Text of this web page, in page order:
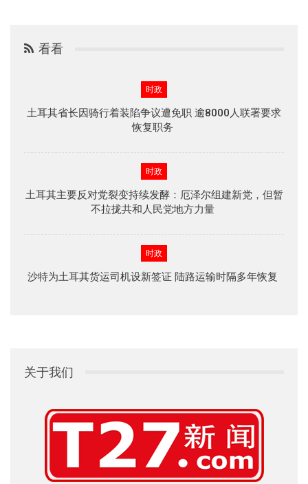
看看
时政
土耳其省长因骑行着装陷争议遭免职 逾8000人联署要求
恢复职务
时政
土耳其主要反对党裂变持续发酵：厄泽尔组建新党，但暂
不拉拢共和人民党地方力量
时政
沙特为土耳其货运司机设新签证 陆路运输时隔多年恢复
关于我们